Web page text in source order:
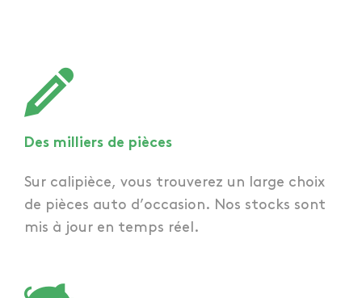
Des milliers de pièces
Sur calipièce, vous trouverez un large choix
de pièces auto d’occasion. Nos stocks sont
mis à jour en temps réel.